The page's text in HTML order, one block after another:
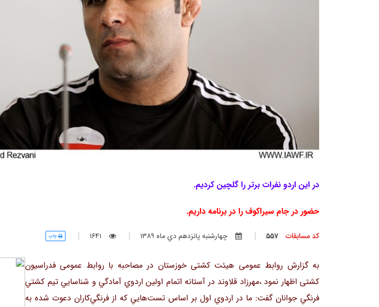
در اين اردو نفرات برتر را گلچين كرديم.
حضور در جام سيراكوف را در برنامه داريم.
کد مسابقات چهارشنبه پانزدهم دي ماه 1389 1641 چاپ
به گزارش روابط عمومی هیئت کشتی خوزستان در مصاحبه با روابط عمومی فدراسیون
کشتی اظهار نمود ،مهرزاد قلاوند در آستانه اتمام اولين اردوي آمادگي و شناسايي تيم كشتي
فرنگي جوانان گفت: ما در اردوي اول بر اساس تست‌هايي كه از فرنگي‌كاران دعوت شده به